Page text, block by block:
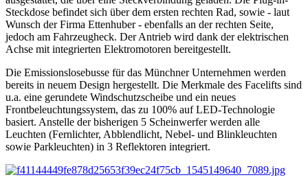
Steckdose befindet sich über dem ersten rechten Rad, sowie - laut
Wunsch der Firma Ettenhuber - ebenfalls an der rechten Seite,
jedoch am Fahrzeugheck. Der Antrieb wird dank der elektrischen
Achse mit integrierten Elektromotoren bereitgestellt.
Die Emissionslosebusse für das Münchner Unternehmen werden
bereits in neuem Design hergestellt. Die Merkmale des Facelifts sind
u.a. eine gerundete Windschutzscheibe und ein neues
Frontbeleuchtungssystem, das zu 100% auf LED-Technologie
basiert. Anstelle der bisherigen 5 Scheinwerfer werden alle
Leuchten (Fernlichter, Abblendlicht, Nebel- und Blinkleuchten
sowie Parkleuchten) in 3 Reflektoren integriert.